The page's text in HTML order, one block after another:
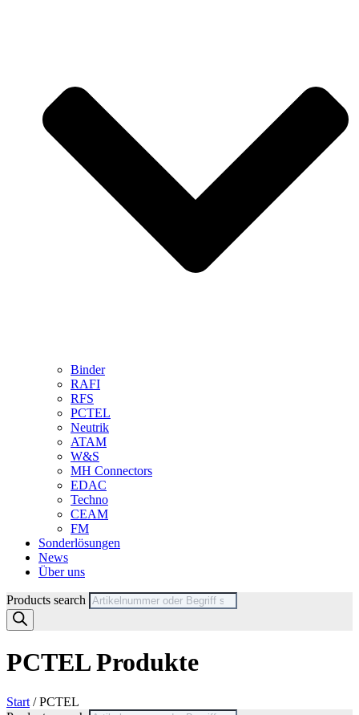
Binder
RAFI
RFS
PCTEL
Neutrik
ATAM
W&S
MH Connectors
EDAC
Techno
CEAM
FM
Sonderlösungen
News
Über uns
Products search
PCTEL Produkte
Start / PCTEL